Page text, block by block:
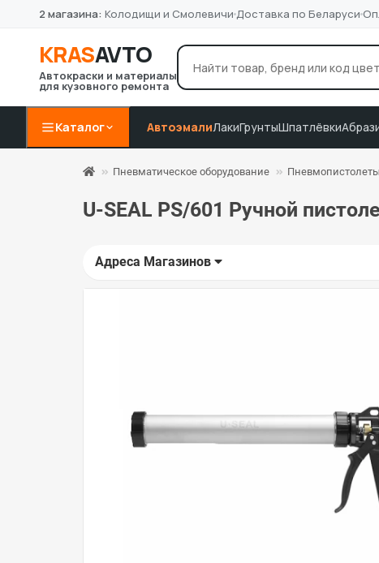
2 магазина: Колодищи и Смолевичи Доставка по Беларуси
KRASAVTO
Автокраски и материалы
для кузовного ремонта Например: лак Novol грунт 4+1 P80
Каталог АвтоэмалиЛакиГрунтыШпатлёвки
Пневматическое оборудование
U-SEAL PS/601 Ручной
Адреса Магазинов